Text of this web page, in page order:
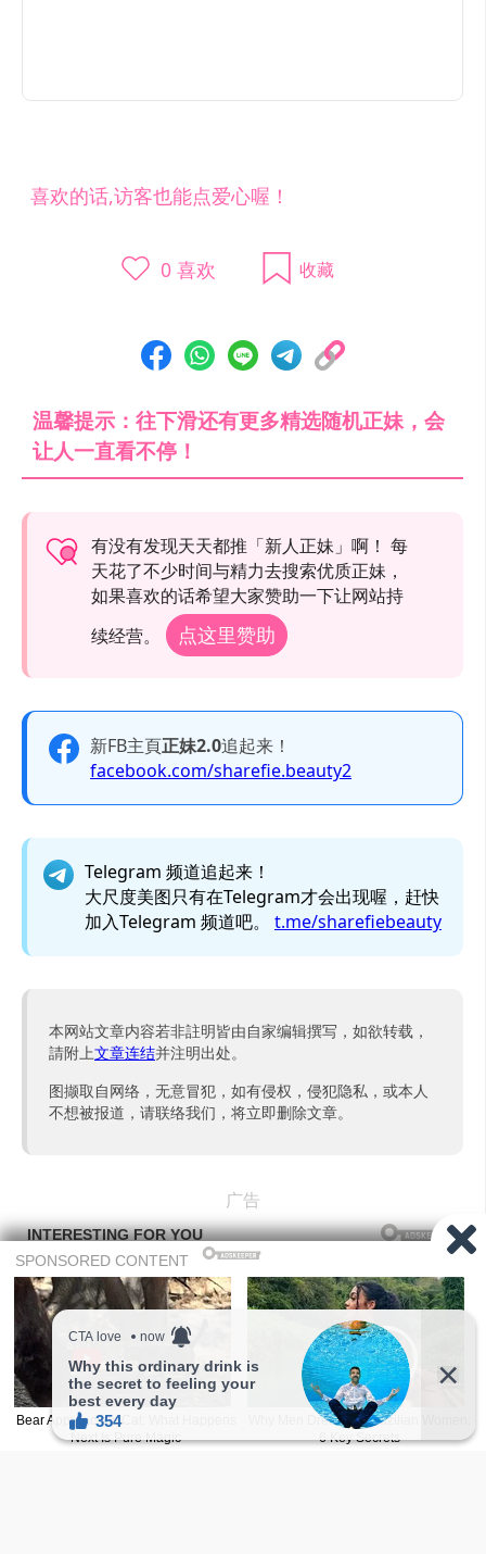
喜欢的话,访客也能点爱心喔！
0喜欢 收藏
温馨提示：往下滑还有更多精选随机正妹，会
让人一直看不停！
有没有发现天天都推「新人正妹」啊！ 每
天花了不少时间与精力去搜索优质正妹，
如果喜欢的话希望大家赞助一下让网站持
续经营。
点这里赞助
新FB主頁正妹2.0追起来！
facebook.com/sharefie.beauty2
Telegram 频道追起来！
大尺度美图只有在Telegram才会出现喔，赶快
加入Telegram 频道吧。 t.me/sharefiebeauty
本网站文章内容若非註明皆由自家编辑撰写，如欲转载，
請附上文章连结并注明出处。
图撷取自网络，无意冒犯，如有侵权，侵犯隐私，或本人
不想被报道，请联络我们，将立即删除文章。
广告